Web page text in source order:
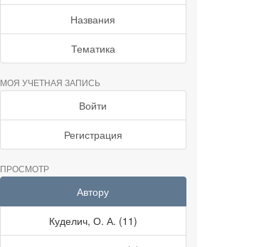
Названия
Тематика
МОЯ УЧЕТНАЯ ЗАПИСЬ
Войти
Регистрация
ПРОСМОТР
Автору
Куделич, О. А. (11)